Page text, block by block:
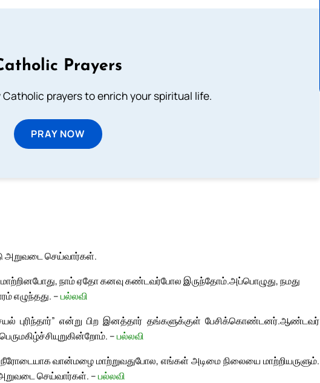
Prayers
prayers to enrich your spiritual life.
PRAY NOW
செய்வார்கள்.
நாம் ஏதோ கனவு கண்டவர்போல இருந்தோம்.அப்பொழுது, நமது
எழுந்தது. –பல்லவி
புரிந்தார்” என்று பிற இனத்தார் தங்களுக்குள் பேசிக்கொண்டனர்.ஆண்டவர்
–பல்லவி
வான்மழை மாற்றுவதுபோல, எங்கள் அடிமை நிலையை மாற்றியருளும்.
செய்வார்கள். –பல்லவி